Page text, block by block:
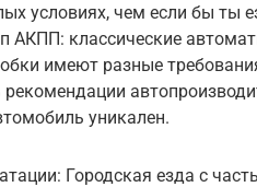
условиях, чем если бы ты
АКПП: классические
имеют разные
уникален.
Городская езда с